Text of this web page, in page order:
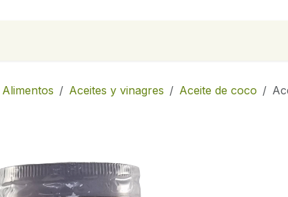
Alimentos Aceites y vinagres Aceite de coco